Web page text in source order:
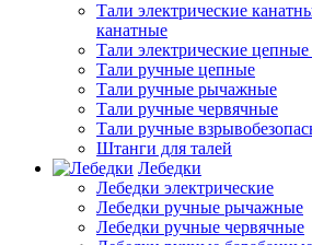
Тали электрические
канатные
Тали электрические
Тали ручные цепные
Тали ручные рычажные
Тали ручные червячные
Тали ручные
Штанги для талей
Лебедки
Лебедки электрические
Лебедки ручные рычажные
Лебедки ручные червячные